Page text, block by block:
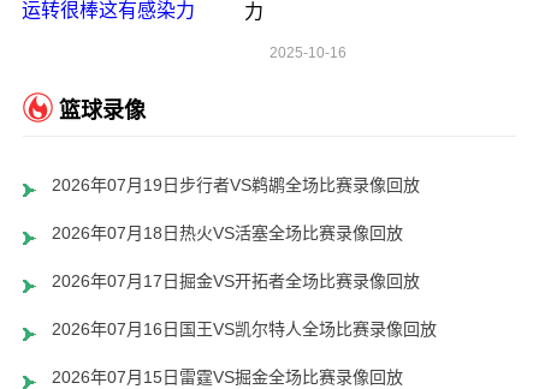
力
2025-10-16
篮球录像
2026年07月19日步行者VS鹈鹕全场比赛录像回放
2026年07月18日热火VS活塞全场比赛录像回放
2026年07月17日掘金VS开拓者全场比赛录像回放
2026年07月16日国王VS凯尔特人全场比赛录像回放
2026年07月15日雷霆VS掘金全场比赛录像回放